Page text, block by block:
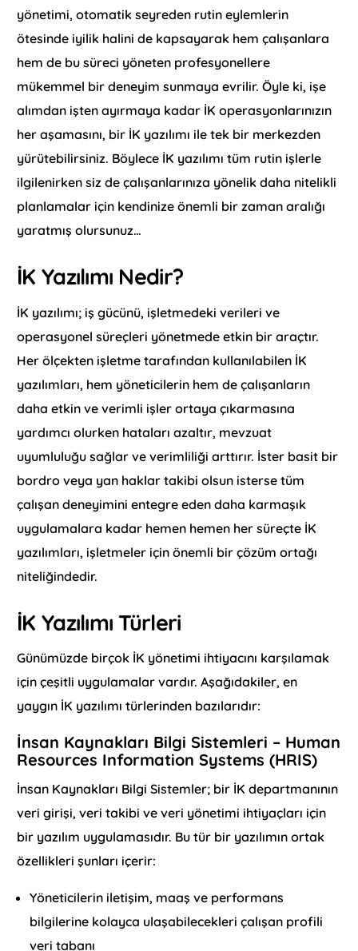
yönetimi, otomatik seyreden rutin eylemlerin
ötesinde iyilik halini de kapsayarak hem çalışanlara
hem de bu süreci yöneten profesyonellere
mükemmel bir deneyim sunmaya evrilir. Öyle ki, işe
alımdan işten ayırmaya kadar İK operasyonlarınızın
her aşamasını, bir İK yazılımı ile tek bir merkezden
yürütebilirsiniz. Böylece İK yazılımı tüm rutin işlerle
ilgilenirken siz de çalışanlarınıza yönelik daha nitelikli
planlamalar için kendinize önemli bir zaman aralığı
yaratmış olursunuz…
İK Yazılımı Nedir?
İK yazılımı; iş gücünü, işletmedeki verileri ve
operasyonel süreçleri yönetmede etkin bir araçtır.
Her ölçekten işletme tarafından kullanılabilen İK
yazılımları, hem yöneticilerin hem de çalışanların
daha etkin ve verimli işler ortaya çıkarmasına
yardımcı olurken hataları azaltır, mevzuat
uyumluluğu sağlar ve verimliliği arttırır. İster basit bir
bordro veya yan haklar takibi olsun isterse tüm
çalışan deneyimini entegre eden daha karmaşık
uygulamalara kadar hemen hemen her süreçte İK
yazılımları, işletmeler için önemli bir çözüm ortağı
niteliğindedir.
İK Yazılımı Türleri
Günümüzde birçok İK yönetimi ihtiyacını karşılamak
için çeşitli uygulamalar vardır. Aşağıdakiler, en
yaygın İK yazılımı türlerinden bazılarıdır:
İnsan Kaynakları Bilgi Sistemleri – Human
Resources Information Systems (HRIS)
İnsan Kaynakları Bilgi Sistemler; bir İK departmanının
veri girişi, veri takibi ve veri yönetimi ihtiyaçları için
bir yazılım uygulamasıdır. Bu tür bir yazılımın ortak
özellikleri şunları içerir:
Yöneticilerin iletişim, maaş ve performans
bilgilerine kolayca ulaşabilecekleri çalışan profili
veri tabanı